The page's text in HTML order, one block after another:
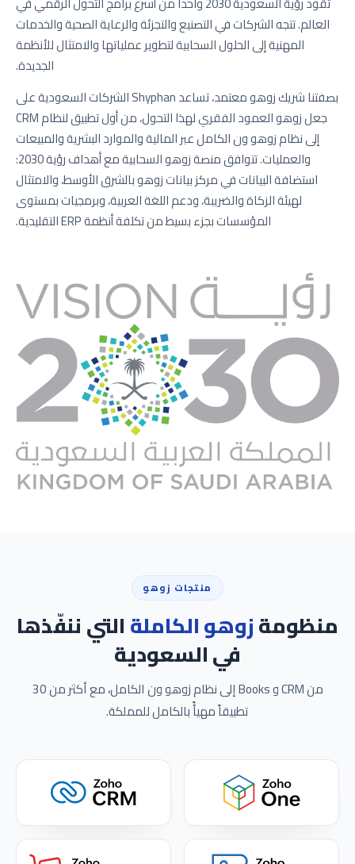
العالم. تتجه الشركات في التصنيع والتجزئة والرعاية الصحية والخدمات
المهنية إلى الحلول السحابية لتطوير عملياتها والامتثال للأنظمة
الجديدة.
بصفتنا شريك زوهو معتمد، تساعد Shyphan الشركات السعودية على
جعل زوهو العمود الفقري لهذا التحول، من أول تطبيق لنظام CRM
إلى نظام زوهو ون الكامل عبر المالية والموارد البشرية والمبيعات
والعمليات. تتوافق منصة زوهو السحابية مع أهداف رؤية 2030:
استضافة البيانات في مركز بيانات زوهو بالشرق الأوسط، والامتثال
لهيئة الزكاة والضريبة، ودعم اللغة العربية، وبرمجيات بمستوى
المؤسسات بجزء بسيط من تكلفة أنظمة ERP التقليدية.
منتجات زوهو
منظومةزوهو الكاملةالتي ننفّذها
في السعودية
من CRM و Books إلى نظام زوهو ون الكامل، مع أكثر من 30
تطبيقاً مهيأً بالكامل للمملكة.